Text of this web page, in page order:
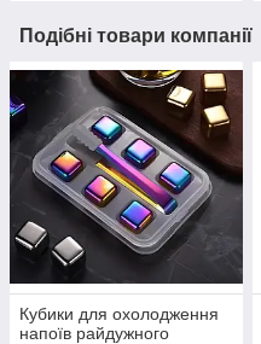
Подібні товари компанії
Кубики для охолодження
напоїв райдужного